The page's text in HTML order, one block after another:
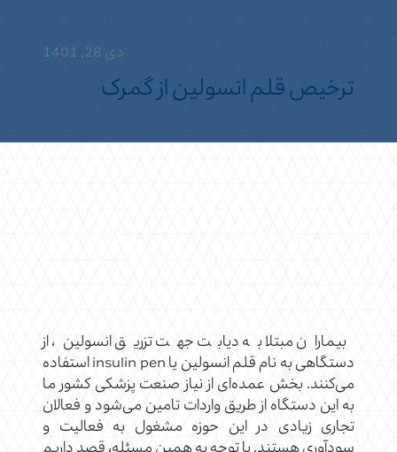
دی 28, 1401
ترخیص قلم انسولین از گمرک
بیماران مبتلا به دیابت جهت تزریق انسولین، از
دستگاهی به نام قلم انسولین یا insulin pen استفاده
می‌کنند. بخش عمده‌ای از نیاز صنعت پزشکی کشور ما
به این دستگاه از طریق واردات تامین می‌شود و فعالان
تجاری زیادی در این حوزه مشغول به فعالیت و